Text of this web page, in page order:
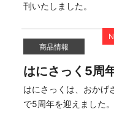
刊いたしました。
商品情報
はにさっく5周
はにさっくは、おかげ
で5周年を迎えました。